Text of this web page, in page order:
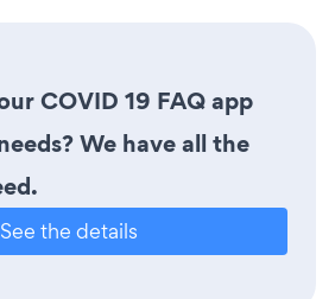
COVID 19 FAQ app
We have all the
See the details